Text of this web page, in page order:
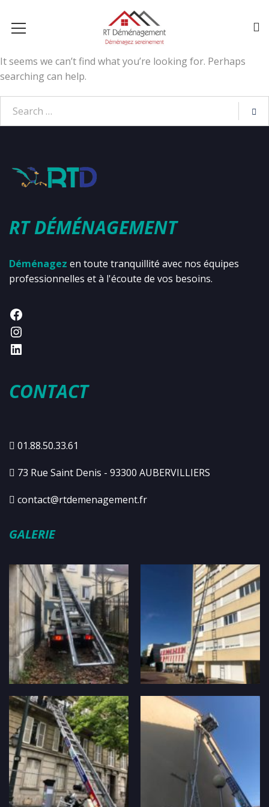
It seems we can’t find what you’re looking for. Perhaps
searching can help.
RT DÉMÉNAGEMENT
Déménagez en toute tranquillité avec nos équipes
professionnelles et à l'écoute de vos besoins.
CONTACT
01.88.50.33.61
73 Rue Saint Denis - 93300 AUBERVILLIERS
contact@rtdemenagement.fr
GALERIE